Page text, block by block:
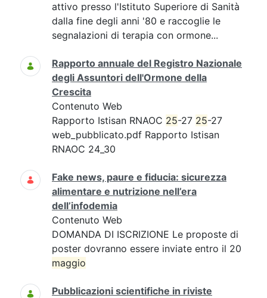
attivo presso l'Istituto Superiore di Sanità
dalla fine degli anni '80 e raccoglie le
segnalazioni di terapia con ormone...
Rapporto annuale del Registro Nazionale
degli Assuntori dell'Ormone della
Crescita
Contenuto Web
Rapporto Istisan RNAOC 25-27 25-27
web_pubblicato.pdf Rapporto Istisan
RNAOC 24_30
Fake news, paure e fiducia: sicurezza
alimentare e nutrizione nell’era
dell’infodemia
Contenuto Web
DOMANDA DI ISCRIZIONE Le proposte di
poster dovranno essere inviate entro il 20
maggio
Pubblicazioni scientifiche in riviste